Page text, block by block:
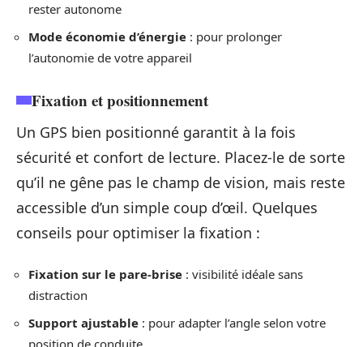
rester autonome
Mode économie d’énergie : pour prolonger
l’autonomie de votre appareil
Fixation et positionnement
Un GPS bien positionné garantit à la fois
sécurité et confort de lecture. Placez-le de sorte
qu’il ne gêne pas le champ de vision, mais reste
accessible d’un simple coup d’œil. Quelques
conseils pour optimiser la fixation :
Fixation sur le pare-brise : visibilité idéale sans
distraction
Support ajustable : pour adapter l’angle selon votre
position de conduite